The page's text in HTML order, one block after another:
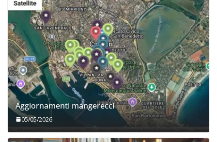
Aggiornamenti mangerecci
05/05/2026